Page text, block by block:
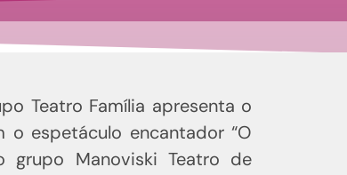
Teatro Família apresenta o
o espetáculo encantador “O
grupo Manoviski Teatro de